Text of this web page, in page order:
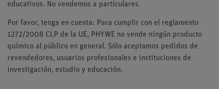
educativos. No vendemos a particulares.
Por favor, tenga en cuenta: Para cumplir con el reglamento
1272/2008 CLP de la UE, PHYWE no vende ningún producto
químico al público en general. Sólo aceptamos pedidos de
revendedores, usuarios profesionales e instituciones de
investigación, estudio y educación.